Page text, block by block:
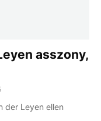
asszony,
der Leyen ellen